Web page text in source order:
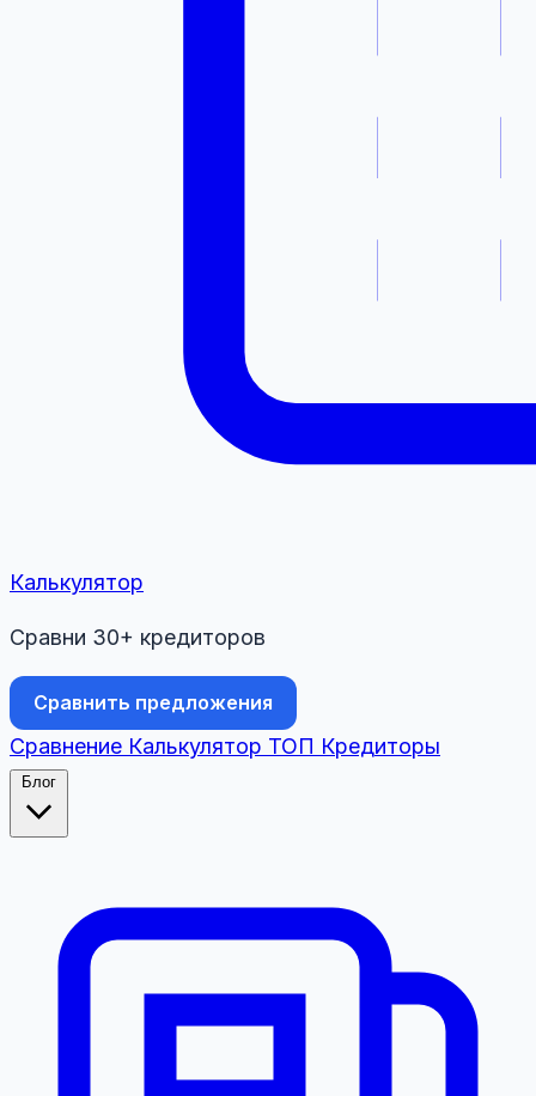
Калькулятор
Сравни 30+ кредиторов
Сравнить предложения
Сравнение Калькулятор ТОП Кредиторы